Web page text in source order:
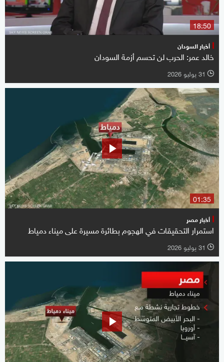
18:50
أخبار السودان
خالد عمر: الحرب لن تحسم أزمة السودان
l 31 يوليو 2026
01:35
أخبار مصر
استمرار التحقيقات في الهجوم بطائرة مسيرة على ميناء دمياط
l 31 يوليو 2026